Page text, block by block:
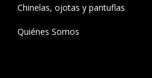
Chinelas, ojotas y pantuflas
Quiénes Somos